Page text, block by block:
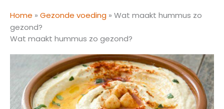
Home » Gezonde voeding » Wat maakt hummus zo
gezond?
Wat maakt hummus zo gezond?